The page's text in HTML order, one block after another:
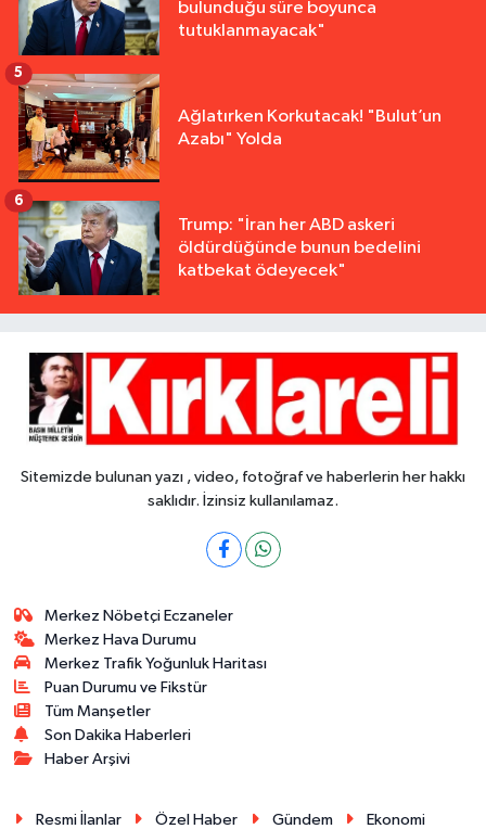
bulunduğu süre boyunca
tutuklanmayacak"
Ağlatırken Korkutacak! "Bulut’un
Azabı" Yolda
5
Trump: "İran her ABD askeri
öldürdüğünde bunun bedelini
katbekat ödeyecek"
6
Sitemizde bulunan yazı , video, fotoğraf ve haberlerin her hakkı
saklıdır. İzinsiz kullanılamaz.
Merkez Nöbetçi Eczaneler
Merkez Hava Durumu
Merkez Trafik Yoğunluk Haritası
Puan Durumu ve Fikstür
Tüm Manşetler
Son Dakika Haberleri
Haber Arşivi
Resmi İlanlar Özel Haber Gündem Ekonomi